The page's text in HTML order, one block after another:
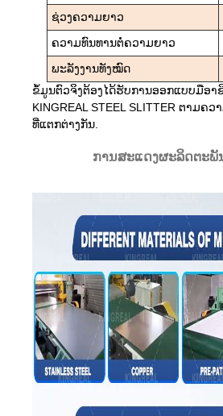
ຊ່ວງຄວາມຍາວ
ຄວາມທົນທານຕໍ່ຄວາມຍາວ
ພະລັງງານທັງໝົດ
ຂໍ້ມູນຕົວຈິງຕ້ອງໄດ້ຮັບການອອກແບບມືອາ
KINGREAL STEEL SLITTER ຕາມຄ
ທີ່ແຕກຕ່າງກັນ.
ການສະແດງຜະລິດຕະພັ